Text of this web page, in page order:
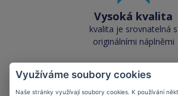
Vysoká kvalita
kvalita je srovnatelná s
originálními náplněmi
Využíváme soubory cookies
Naše stránky využívají soubory cookies. K používání